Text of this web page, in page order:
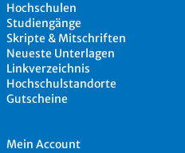
Hochschulen
Studiengänge
Skripte & Mitschriften
Neueste Unterlagen
Linkverzeichnis
Hochschulstandorte
Gutscheine
Mein Account